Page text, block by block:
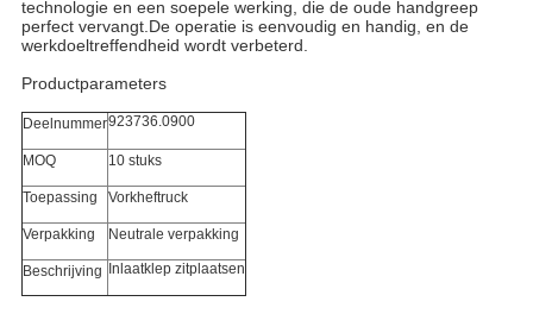
technologie en een soepele werking, die de oude handgreep
perfect vervangt.De operatie is eenvoudig en handig, en de
werkdoeltreffendheid wordt verbeterd.
Productparameters
Deelnummer923736.0900
MOQ 10 stuks
Toepassing Vorkheftruck
Verpakking Neutrale verpakking
Beschrijving Inlaatklep zitplaatsen